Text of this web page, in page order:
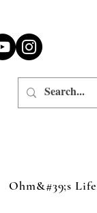
Ohm&#39;s Life